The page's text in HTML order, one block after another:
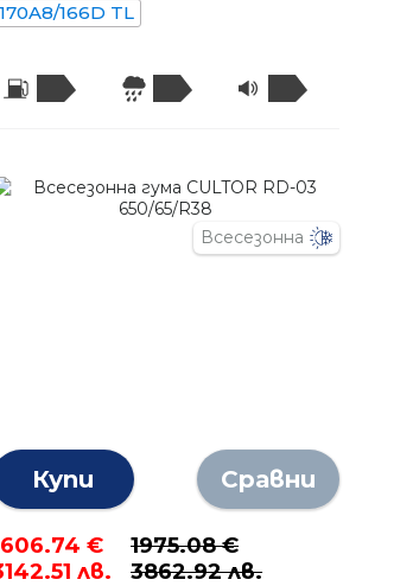
170A8/166D TL
Всесезонна
Купи Сравни
€
лв.
1975.08 €
3862.92 лв.